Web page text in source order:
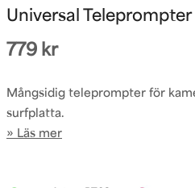
Universal
779 kr
Mångsidig teleprompter för
surfplatta.
Läs mer